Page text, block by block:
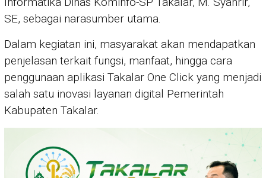
SE, sebagai narasumber utama.
Dalam kegiatan ini, masyarakat akan mendapatkan
penjelasan terkait fungsi, manfaat, hingga cara
penggunaan aplikasi Takalar One Click yang menjadi
salah satu inovasi layanan digital Pemerintah
Kabupaten Takalar.